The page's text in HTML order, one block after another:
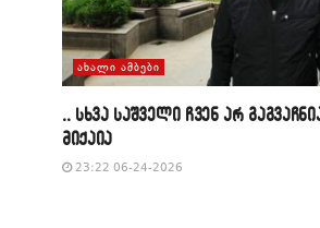
ᲐᲮᲐᲚᲘ ᲐᲛᲑᲔᲑᲘ
,, სხვა საშველი ჩვენ არ
მიქაია
23:22 06-24-2026